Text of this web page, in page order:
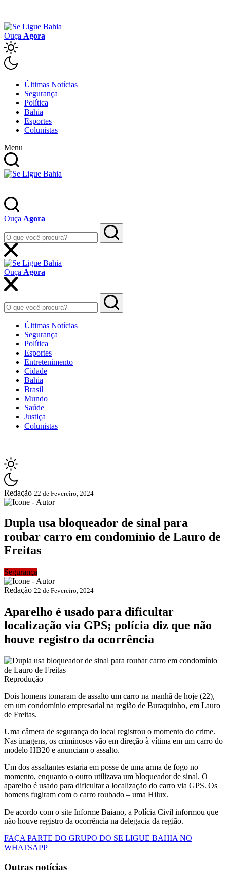
Ouça Agora
Últimas Notícias
Segurança
Política
Bahia
Esportes
Colunistas
Menu
Ouça Agora
Ouça Agora
Últimas Notícias
Segurança
Política
Esportes
Entretenimento
Cidade
Bahia
Brasil
Mundo
Saúde
Justiça
Colunistas
Redação 22 de Fevereiro, 2024
Dupla usa bloqueador de sinal para
roubar carro em condomínio de Lauro de
Freitas
Segurança
Redação 22 de Fevereiro, 2024
Aparelho é usado para dificultar
localização via GPS; polícia diz que não
houve registro da ocorrência
Reprodução
Dois homens tomaram de assalto um carro na manhã de hoje (22),
em um condomínio empresarial na região de Buraquinho, em Lauro
de Freitas.
Uma câmera de segurança do local registrou o momento do crime.
Nas imagens, os criminosos vão em direção à vítima em um carro do
modelo HB20 e anunciam o assalto.
Um dos assaltantes estaria em posse de uma arma de fogo no
momento, enquanto o outro utilizava um bloqueador de sinal. O
aparelho é usado para dificultar a localização do carro via GPS. Os
homens fugiram com o carro roubado – uma Hilux.
De acordo com o site Informe Baiano, a Polícia Civil informou que
não houve registro da ocorrência na delegacia da região.
FAÇA PARTE DO GRUPO DO SE LIGUE BAHIA NO
WHATSAPP
Outras notícias